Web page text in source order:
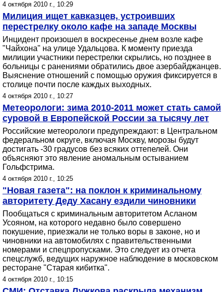
4 октября 2010 г., 10:29
Милиция ищет кавказцев, устроивших
перестрелку около кафе на западе Москвы
Инцидент произошел в воскресенье днем возле кафе
"Чайхона" на улице Удальцова. К моменту приезда
милиции участники перестрелки скрылись, но позднее в
больницы с ранениями обратились двое азербайджанцев.
Выяснение отношений с помощью оружия фиксируется в
столице почти после каждых выходных.
4 октября 2010 г., 10:27
Метеорологи: зима 2010-2011 может стать самой
суровой в Европейской России за тысячу лет
Российские метеорологи предупреждают: в Центральном
федеральном округе, включая Москву, морозы будут
достигать -30 градусов без всяких оттепелей. Они
объясняют это явление аномальным остыванием
Гольфстрима.
4 октября 2010 г., 10:25
"Новая газета": на поклон к криминальному
авторитету Деду Хасану ездили чиновники
Пообщаться с криминальным авторитетом Асланом
Усояном, на которого недавно было совершено
покушение, приезжали не только воры в законе, но и
чиновники на автомобилях с правительственными
номерами и спецпропусками. Это следует из отчета
спецслужб, ведущих наружное наблюдение в московском
ресторане "Старая кибитка".
4 октября 2010 г., 10:15